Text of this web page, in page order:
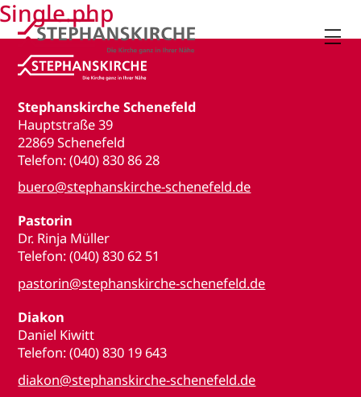

Stephanskirche Schenefeld
Hauptstraße 39
22869 Schenefeld
Telefon: (040) 830 86 28
buero@stephanskirche-schenefeld.de
Pastorin
Dr. Rinja Müller
Telefon: (040) 830 62 51
pastorin@stephanskirche-schenefeld.de
Diakon
Daniel Kiwitt
Telefon: (040) 830 19 643
diakon@stephanskirche-schenefeld.de